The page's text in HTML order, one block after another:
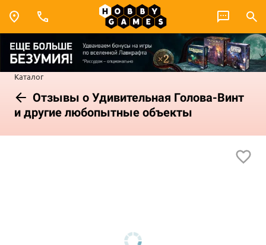
Каталог
Отзывы о Удивительная Голова-Винт
и другие любопытные объекты